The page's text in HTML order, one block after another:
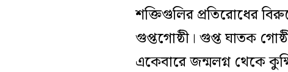
শক্তিগুলির প্রতিরোধের
গুপ্তগোষ্ঠী। গুপ্ত ঘাতক
একেবারে জন্মলগ্ন থেকে